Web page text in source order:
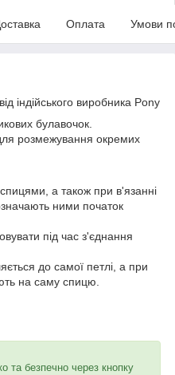
Оплата Умови
індійського виробника Pony
булавочок.
розмежування окремих
а також при в'язанні
ними початок
під час з'єднання
до самої петлі, а при
на саму спицю.
безпечно через кнопку